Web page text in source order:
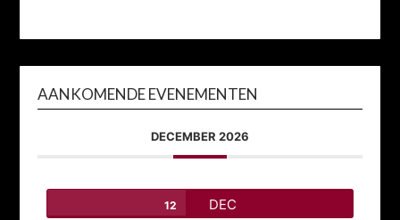
AANKOMENDE EVENEMENTEN
DECEMBER 2026
12 DEC